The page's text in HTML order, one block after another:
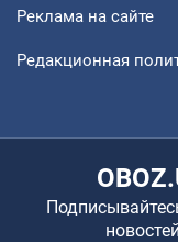
Реклама на сайте
Редакционная